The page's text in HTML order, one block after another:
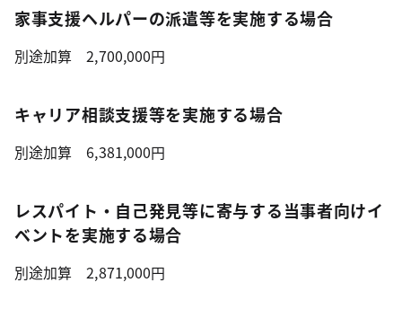
家事支援ヘルパーの派遣等を実施する場合
別途加算 2,700,000円
キャリア相談支援等を実施する場合
別途加算 6,381,000円
レスパイト・自己発見等に寄与する当事者向けイ
ベントを実施する場合
別途加算 2,871,000円